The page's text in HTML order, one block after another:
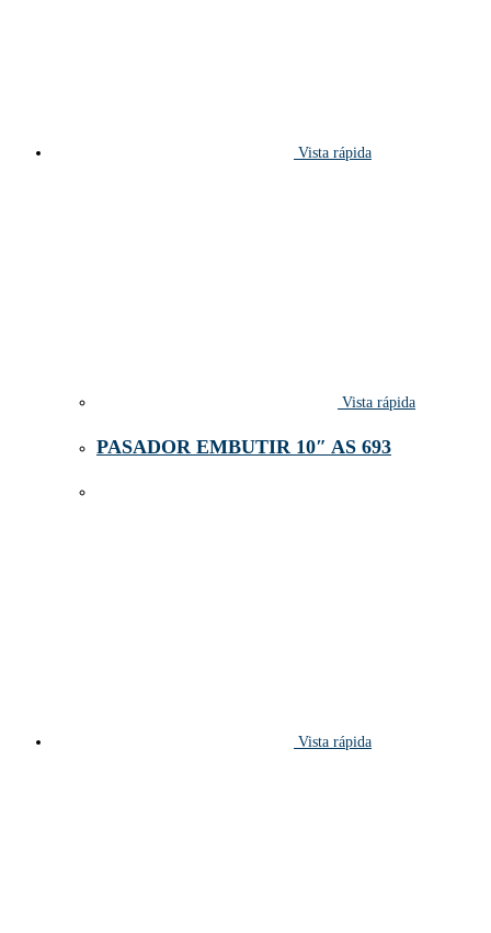
Vista rápida
Vista rápida
PASADOR EMBUTIR 10″ AS 693
Vista rápida